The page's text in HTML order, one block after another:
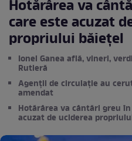
Hotărârea va
care este acuzat
propriului băiețel
Ionel Ganea află, vineri,
Rutieră
Agenții de circulație au
amendat
Hotărârea va cântări greu
acuzat de uciderea